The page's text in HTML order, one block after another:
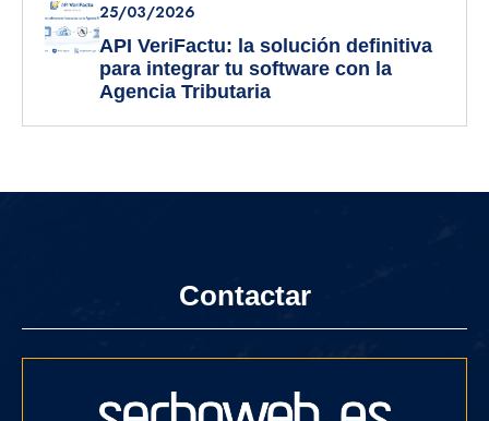
25/03/2026
API VeriFactu: la solución definitiva
para integrar tu software con la
Agencia Tributaria
Contactar